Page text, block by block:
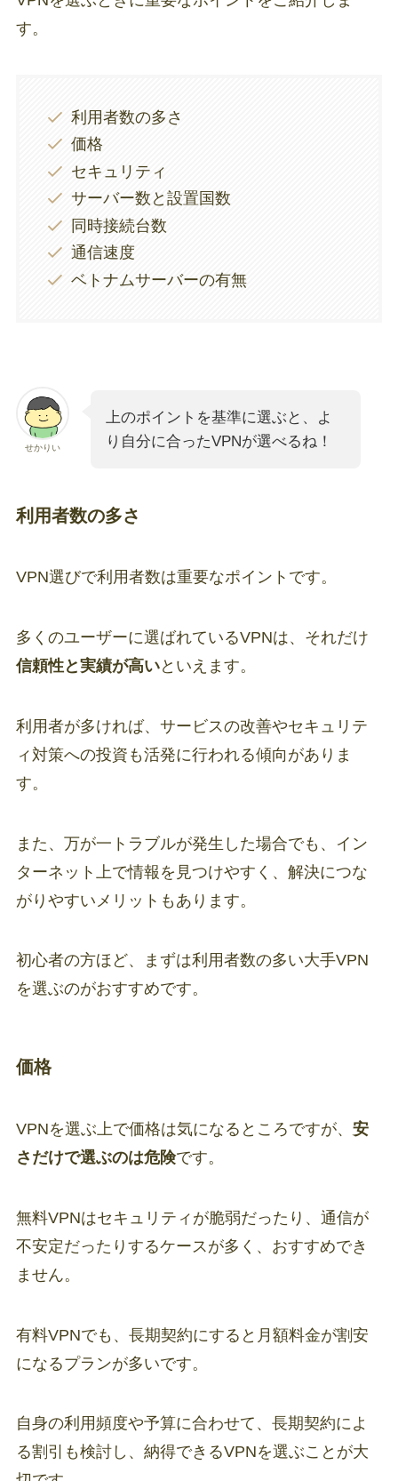
す。
利用者数の多さ
価格
セキュリティ
サーバー数と設置国数
同時接続台数
通信速度
ベトナムサーバーの有無
せかりい
上のポイントを基準に選ぶと、よ
り自分に合ったVPNが選べるね！
利用者数の多さ
VPN選びで利用者数は重要なポイントです。
多くのユーザーに選ばれているVPNは、それだけ
信頼性と実績が高いといえます。
利用者が多ければ、サービスの改善やセキュリテ
ィ対策への投資も活発に行われる傾向がありま
す。
また、万が一トラブルが発生した場合でも、イン
ターネット上で情報を見つけやすく、解決につな
がりやすいメリットもあります。
初心者の方ほど、まずは利用者数の多い大手VPN
を選ぶのがおすすめです。
価格
VPNを選ぶ上で価格は気になるところですが、 安
さだけで選ぶのは危険です。
無料VPNはセキュリティが脆弱だったり、通信が
不安定だったりするケースが多く、おすすめでき
ません。
有料VPNでも、長期契約にすると月額料金が割安
になるプランが多いです。
自身の利用頻度や予算に合わせて、長期契約によ
る割引も検討し、納得できるVPNを選ぶことが大